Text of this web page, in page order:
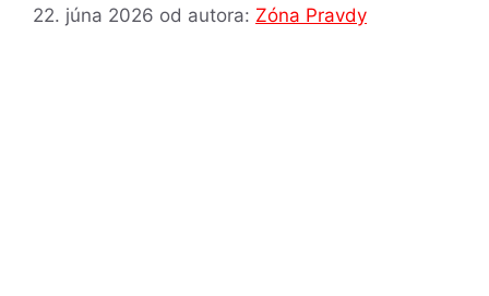
22. júna 2026 od autora: Zóna Pravdy